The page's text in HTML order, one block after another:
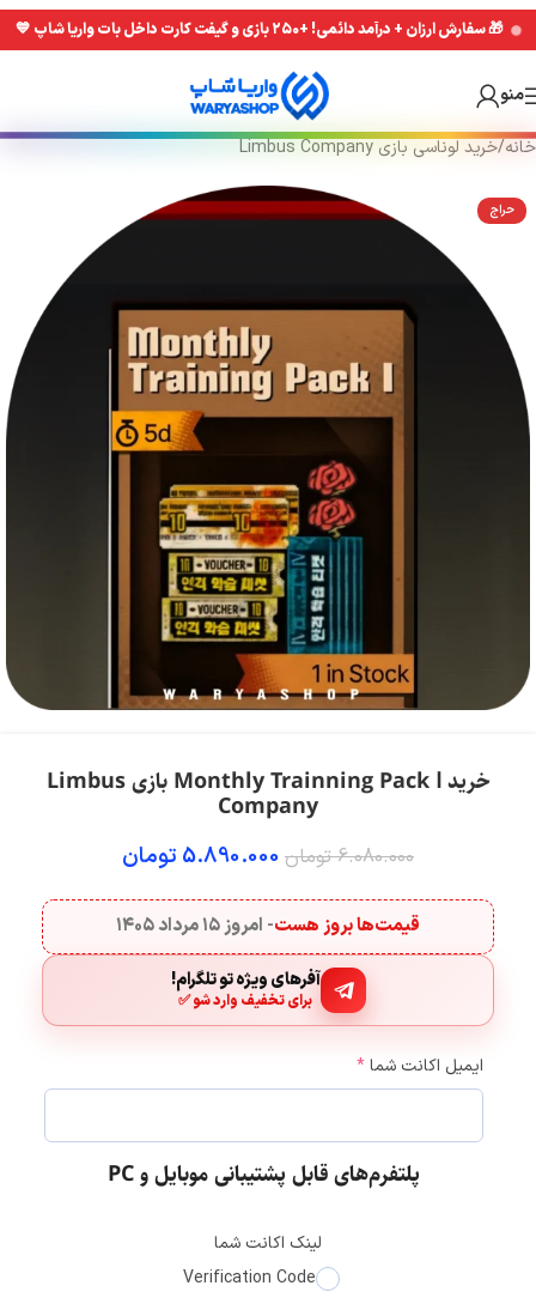
Skip
to
Skip
to
content
🎁 سفارش ارزان + درآمد دائمی! +۲۵۰ بازی و گیفت کارت داخل بات واریا شاپ 💙
منو
خانه/خرید لونا‌سی بازی Limbus Company
حراج
خرید Monthly Trainning Pack Ⅰ بازی Limbus
Company
6.080.000 تومان 5.890.000 تومان
قیمت‌ها بروز هست- امروز۱۵ مرداد ۱۴۰۵
آفرهای ویژه تو تلگرام!
برای تخفیف وارد شو ✅
ایمیل اکانت شما*
پلتفرم‌های قابل پشتیبانی موبایل و PC
لینک اکانت شما
Verification Code